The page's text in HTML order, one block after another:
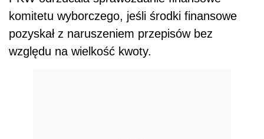
komitetu wyborczego, jeśli środki finansowe
pozyskał z naruszeniem przepisów bez
względu na wielkość kwoty.